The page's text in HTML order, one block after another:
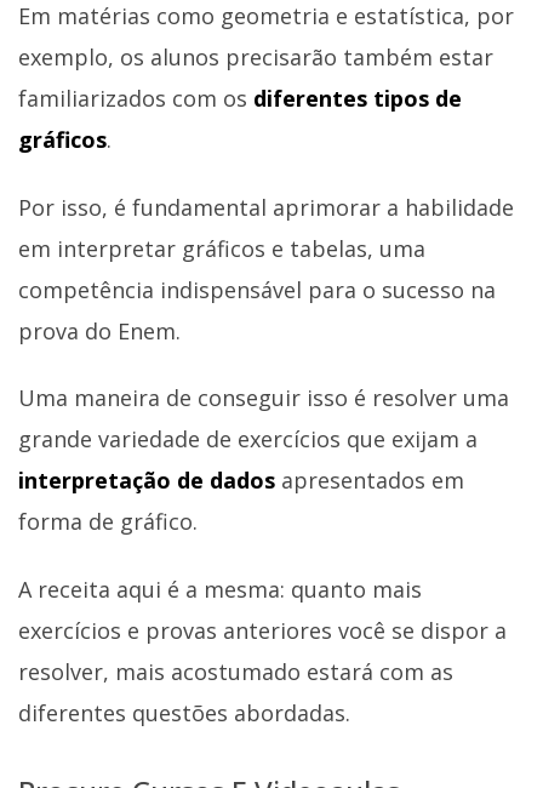
Em matérias como geometria e estatística, por
exemplo, os alunos precisarão também estar
familiarizados com os diferentes tipos de
gráficos.
Por isso, é fundamental aprimorar a habilidade
em interpretar gráficos e tabelas, uma
competência indispensável para o sucesso na
prova do Enem.
Uma maneira de conseguir isso é resolver uma
grande variedade de exercícios que exijam a
interpretação de dados apresentados em
forma de gráfico.
A receita aqui é a mesma: quanto mais
exercícios e provas anteriores você se dispor a
resolver, mais acostumado estará com as
diferentes questões abordadas.